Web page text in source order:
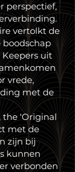
perspectief,
vertolkt de
boodschap
uit
vrede,
met de
the 'Original
met de
zijn bij
kunnen
verbonden